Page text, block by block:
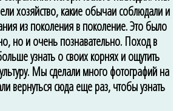
хозяйство, какие обычаи соблюдали и
из поколения в поколение. Это было
но и очень познавательно. Поход в
узнать о своих корнях и ощутить
Мы сделали много фотографий на
вернуться сюда еще раз, чтобы узнать